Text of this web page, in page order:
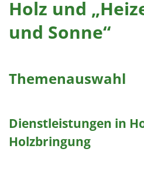
Holz und
und Sonne“
Themenauswahl
Dienstleistungen in
Holzbringung